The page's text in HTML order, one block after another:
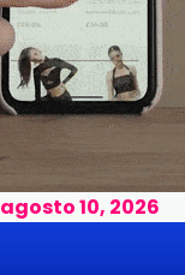
agosto 10, 2026